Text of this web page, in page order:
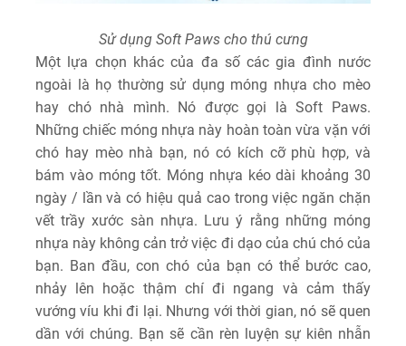
Sử dụng Soft Paws cho thú cưng
Một lựa chọn khác của đa số các gia đình nước
ngoài là họ thường sử dụng móng nhựa cho mèo
hay chó nhà mình. Nó được gọi là Soft Paws.
Những chiếc móng nhựa này hoàn toàn vừa vặn với
chó hay mèo nhà bạn, nó có kích cỡ phù hợp, và
bám vào móng tốt. Móng nhựa kéo dài khoảng 30
ngày / lần và có hiệu quả cao trong việc ngăn chặn
vết trầy xước sàn nhựa. Lưu ý rằng những móng
nhựa này không cản trở việc đi dạo của chú chó của
bạn. Ban đầu, con chó của bạn có thể bước cao,
nhảy lên hoặc thậm chí đi ngang và cảm thấy
vướng víu khi đi lại. Nhưng với thời gian, nó sẽ quen
dần với chúng. Bạn sẽ cần rèn luyện sự kiên nhẫn